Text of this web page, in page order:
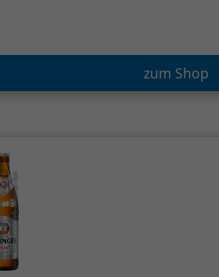
zum Shop